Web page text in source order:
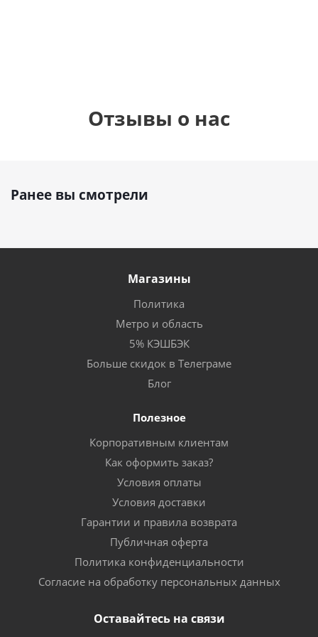
Отзывы о нас
Ранее вы смотрели
Магазины
Политика
Метро и область
5% КЭШБЭК
Больше скидок в Телеграме
Блог
Полезное
Корпоративным клиентам
Как оформить заказ?
Условия оплаты
Условия доставки
Гарантии и правила возврата
Публичная оферта
Политика конфиденциальности
Согласие на обработку персональных данных
Оставайтесь на связи